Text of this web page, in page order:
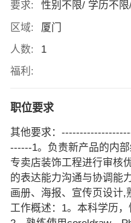
要求:
性别不限/ 学历不
区域:
厦门
人数:
1
福利:
职位要求
其他要求：
------1。负责新产品的内
专卖店装饰工程进行审核
的表达能力沟通与协调能
画册、海报、宣传页设计,
工作概述：1。本科学历，